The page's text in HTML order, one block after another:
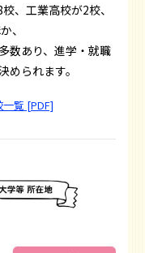
、工業高校が2校、
、
数あり、進学・就職
められます。
覧 [PDF]